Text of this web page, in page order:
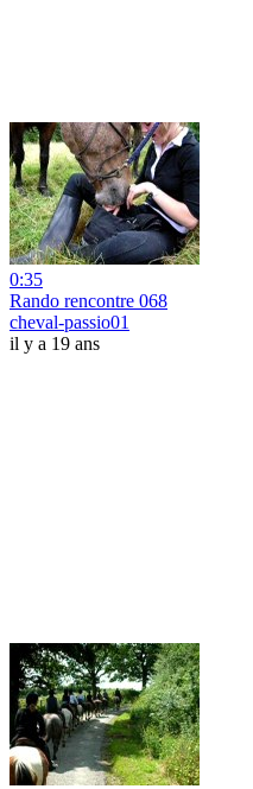
0:35
Rando rencontre 068
cheval-passio01
il y a 19 ans